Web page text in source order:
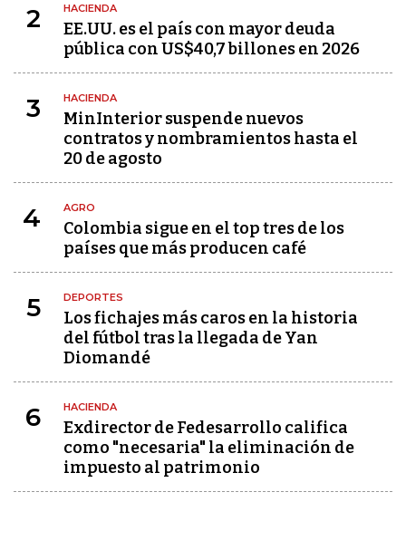
2 HACIENDA
EE.UU. es el país con mayor deuda
pública con US$40,7 billones en 2026
3 HACIENDA
MinInterior suspende nuevos
contratos y nombramientos hasta el
20 de agosto
4 AGRO
Colombia sigue en el top tres de los
países que más producen café
5 DEPORTES
Los fichajes más caros en la historia
del fútbol tras la llegada de Yan
Diomandé
6 HACIENDA
Exdirector de Fedesarrollo califica
como "necesaria" la eliminación de
impuesto al patrimonio